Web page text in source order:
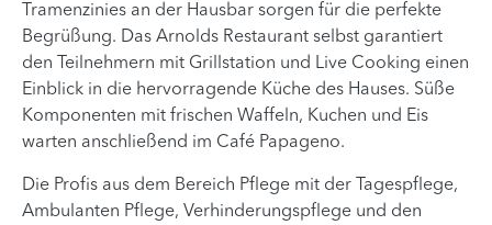
Tramenzinies an der Hausbar sorgen für die perfekte
Begrüßung. Das Arnolds Restaurant selbst garantiert
den Teilnehmern mit Grillstation und Live Cooking einen
Einblick in die hervorragende Küche des Hauses. Süße
Komponenten mit frischen Waffeln, Kuchen und Eis
warten anschließend im Café Papageno.
Die Profis aus dem Bereich Pflege mit der Tagespflege,
Ambulanten Pflege, Verhinderungspflege und den